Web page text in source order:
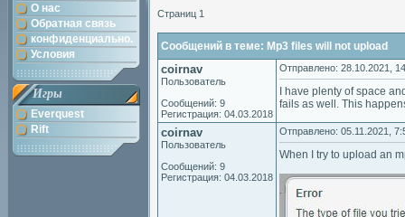
О нас
Обратная связь
конфиденциально.
Условия
Игры
Everquest
Rift
Страниц 1
Сообщений в теме: Mp3 files will not upload
coirnav
Пользователь
Сообщений: 9
Регистрация: 04.03.2018
Отправлено: 28.10.2021,
I have plenty of space
fails as well. This
coirnav
Пользователь
Сообщений: 9
Регистрация: 04.03.2018
Отправлено: 05.11.2021,
When I try to upload an